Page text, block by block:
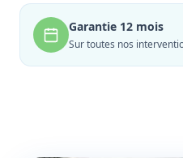
Garantie 12 mois
Sur toutes nos